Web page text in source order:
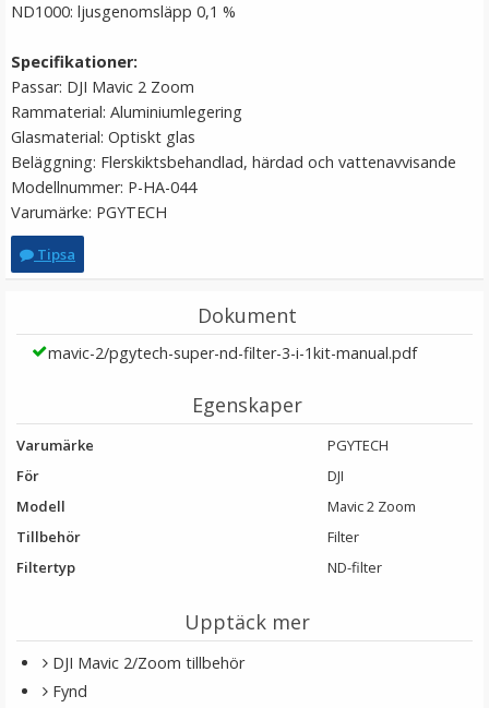
★
LÄGG I VARUKORG
JJC Mjuk avtryckarknapp konkav Soft release button -
Röd
ND1000: ljusgenomsläpp 0,1 %
Specifikationer:
Passar: DJI Mavic 2 Zoom
Rammaterial: Aluminiumlegering
Glasmaterial: Optiskt glas
Beläggning: Flerskiktsbehandlad, härdad och vattenavvisande
Modellnummer: P-HA-044
Varumärke: PGYTECH
Tipsa
Dokument
mavic-2/pgytech-super-nd-filter-3-i-1kit-manual.pdf
Egenskaper
Varumärke
PGYTECH
För
DJI
Modell
Mavic 2 Zoom
Tillbehör
Filter
Filtertyp
ND-filter
Upptäck mer
DJI Mavic 2/Zoom tillbehör
Fynd